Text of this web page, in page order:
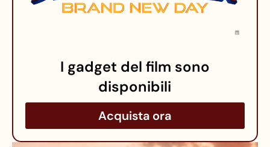
I gadget del film sono
disponibili
Acquista ora